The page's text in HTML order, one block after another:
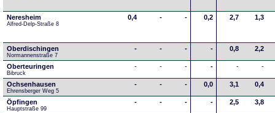
Neresheim
Alfred-Delp-Straße 8
0,4 - - 0,2 2,7 1,3
Oberdischingen
Normannenstraße 7
- - - - 0,8 2,2
Oberteuringen
Bibruck
- - - - - -
Ochsenhausen
Ehrensberger Weg 5
- - - 0,0 3,1 0,4
Öpfingen
Hauptstraße 99
- - - - 2,5 3,8